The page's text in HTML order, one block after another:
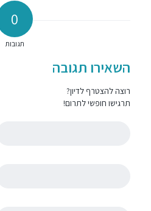
0
תגובות
השאירו תגובה
רוצה להצטרף לדיון?
תרגישו חופשי לתרום!